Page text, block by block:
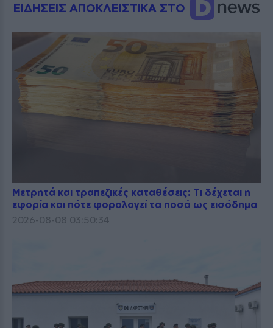
ΕΙΔΗΣΕΙΣ ΑΠΟΚΛΕΙΣΤΙΚΑ ΣΤΟ
Μετρητά και τραπεζικές καταθέσεις: Τι δέχεται η
εφορία και πότε φορολογεί τα ποσά ως εισόδημα
2026-08-08 03:50:34